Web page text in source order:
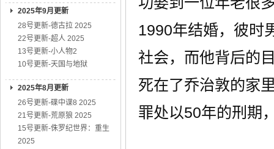
2025年9月更新
28号更新-德古拉 2025
22号更新-超人 2025
13号更新-小人物2
10号更新-天国与地狱
2025年8月更新
26号更新-碟中谍8 2025
21号更新-荒原狼 2025
15号更新-侏罗纪世界：重生
2025
1990年结婚，彼时
社会，而他背后的
死在了乔治敦的家
罪处以50年的刑期